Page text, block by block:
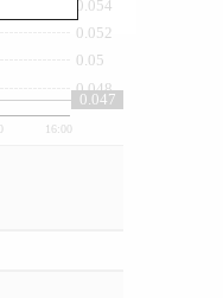
16:00
0.048
0.05
0.052
0.054
0.047